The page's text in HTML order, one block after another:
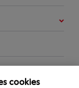
cookies